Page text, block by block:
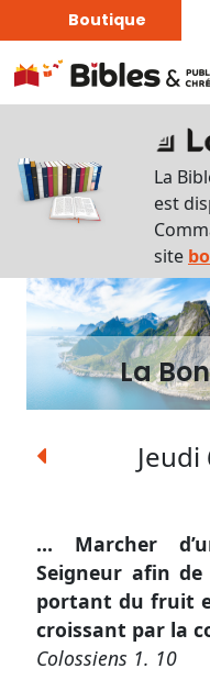
Boutique
La
est
site
La
… Marcher
Seigneur afin
portant du fruit
croissant par la
Colossiens 1. 10
Bonne
Semence
Rechercher
une
date
Rechercher
expression
Autres
supports
Application
mobile